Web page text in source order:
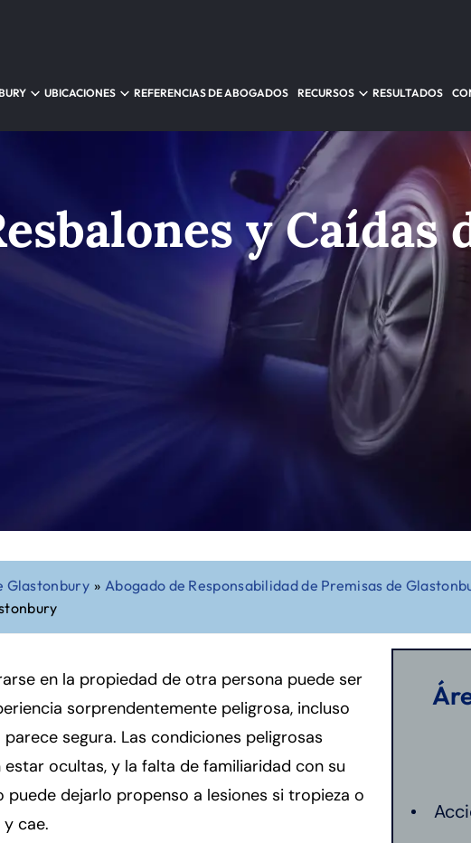
UBICACIONES REFERENCIAS DE ABOGADOS RECURSOS RESULTADOS
y Caídas
Glastonbury » Abogado de Responsabilidad de Premisas de
en la propiedad de otra persona puede ser
sorprendentemente peligrosa, incluso
segura. Las condiciones peligrosas
estar ocultas, y la falta de familiaridad con su
puede dejarlo propenso a lesiones si tropieza o
cae.